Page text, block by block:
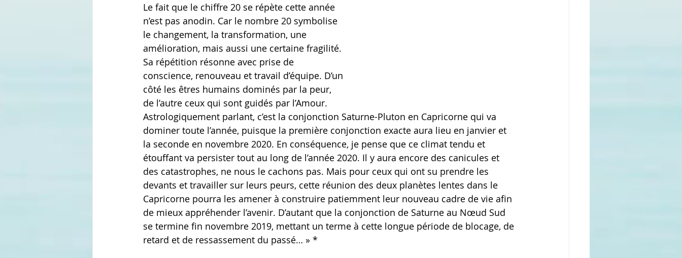
Le fait que le chiffre 20 se répète cette année
n’est pas anodin. Car le nombre 20 symbolise
le changement, la transformation, une
amélioration, mais aussi une certaine fragilité.
Sa répétition résonne avec prise de
conscience, renouveau et travail d’équipe. D’un
côté les êtres humains dominés par la peur,
de l’autre ceux qui sont guidés par l’Amour.
Astrologiquement parlant, c’est la conjonction Saturne-Pluton en Capricorne qui va
dominer toute l’année, puisque la première conjonction exacte aura lieu en janvier et
la seconde en novembre 2020. En conséquence, je pense que ce climat tendu et
étouffant va persister tout au long de l’année 2020. Il y aura encore des canicules et
des catastrophes, ne nous le cachons pas. Mais pour ceux qui ont su prendre les
devants et travailler sur leurs peurs, cette réunion des deux planètes lentes dans le
Capricorne pourra les amener à construire patiemment leur nouveau cadre de vie afin
de mieux appréhender l’avenir. D’autant que la conjonction de Saturne au Nœud Sud
se termine fin novembre 2019, mettant un terme à cette longue période de blocage, de
retard et de ressassement du passé… » *